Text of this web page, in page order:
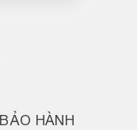
BẢO HÀNH